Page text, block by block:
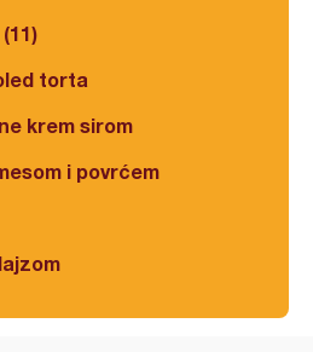
torta
krem sirom
i povrćem